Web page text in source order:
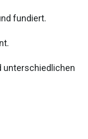
fundiert.
unterschiedlichen